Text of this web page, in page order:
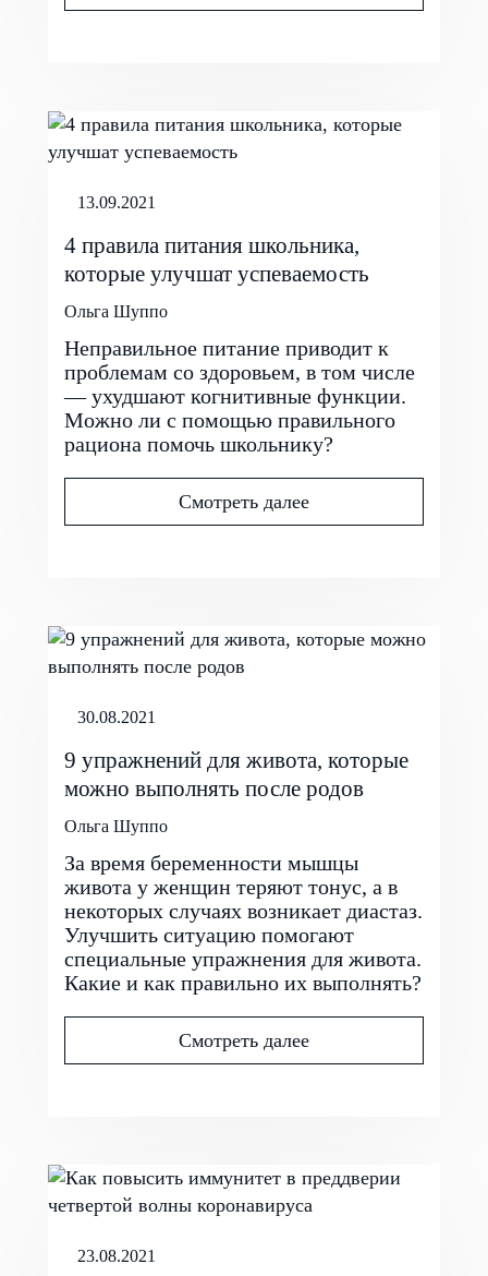
13.09.2021
4 правила питания школьника,
которые улучшат успеваемость
Ольга Шуппо
Неправильное питание приводит к
проблемам со здоровьем, в том числе
— ухудшают когнитивные функции.
Можно ли с помощью правильного
рациона помочь школьнику?
Смотреть далее
30.08.2021
9 упражнений для живота, которые
можно выполнять после родов
Ольга Шуппо
За время беременности мышцы
живота у женщин теряют тонус, а в
некоторых случаях возникает диастаз.
Улучшить ситуацию помогают
специальные упражнения для живота.
Какие и как правильно их выполнять?
Смотреть далее
23.08.2021